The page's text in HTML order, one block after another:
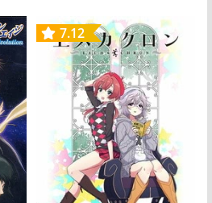
7.12